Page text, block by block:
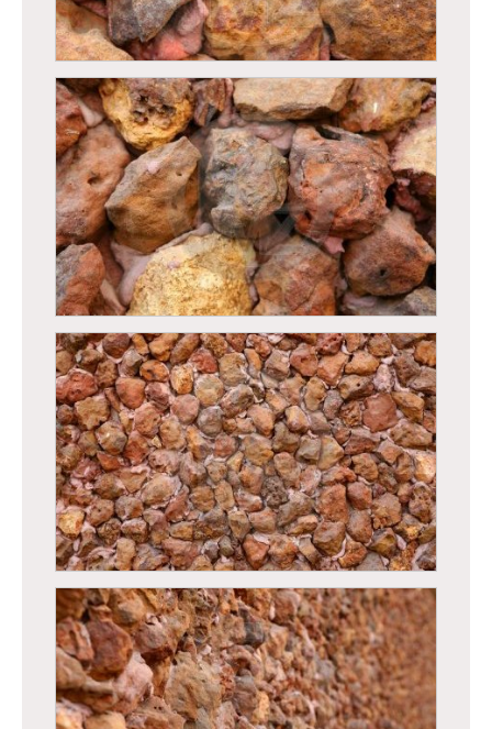
Mur en pierre de latérite
Mur en pierre de latérite
Mur en pierre de latérite